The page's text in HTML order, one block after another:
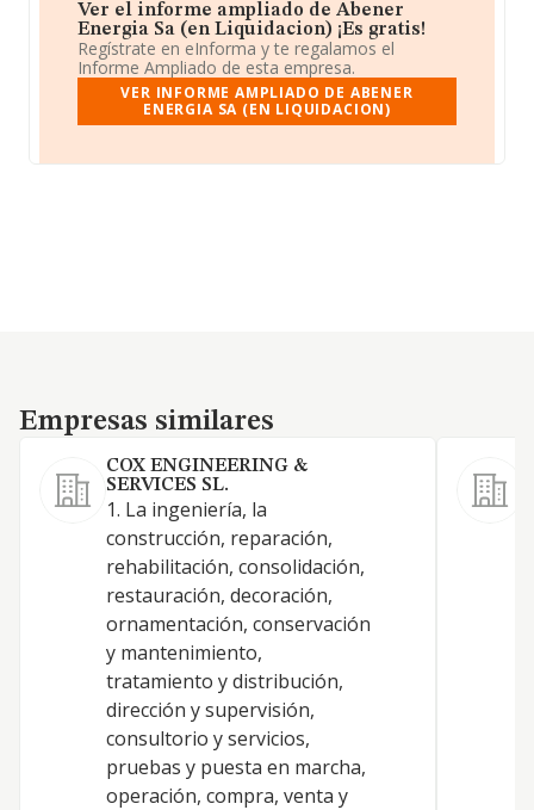
Ver el informe ampliado de Abener
Energia Sa (en Liquidacion) ¡Es gratis!
Regístrate en eInforma y te regalamos el
Informe Ampliado de esta empresa.
VER INFORME AMPLIADO DE ABENER
ENERGIA SA (EN LIQUIDACION)
Empresas similares
Empresas similares
COX ENGINEERING &
SERVICES SL.
1. La ingeniería, la
construcción, reparación,
rehabilitación, consolidación,
restauración, decoración,
ornamentación, conservación
y mantenimiento,
tratamiento y distribución,
dirección y supervisión,
consultorio y servicios,
pruebas y puesta en marcha,
operación, compra, venta y